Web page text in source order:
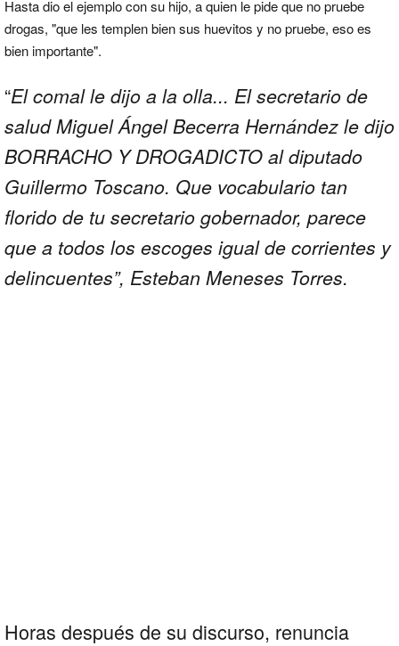
Hasta dio el ejemplo con su hijo, a quien le pide que no pruebe
drogas, "que les templen bien sus huevitos y no pruebe, eso es
bien importante".
“El comal le dijo a la olla... El secretario de
salud Miguel Ángel Becerra Hernández le dijo
BORRACHO Y DROGADICTO al diputado
Guillermo Toscano. Que vocabulario tan
florido de tu secretario gobernador, parece
que a todos los escoges igual de corrientes y
delincuentes”, Esteban Meneses Torres.
Horas después de su discurso, renuncia